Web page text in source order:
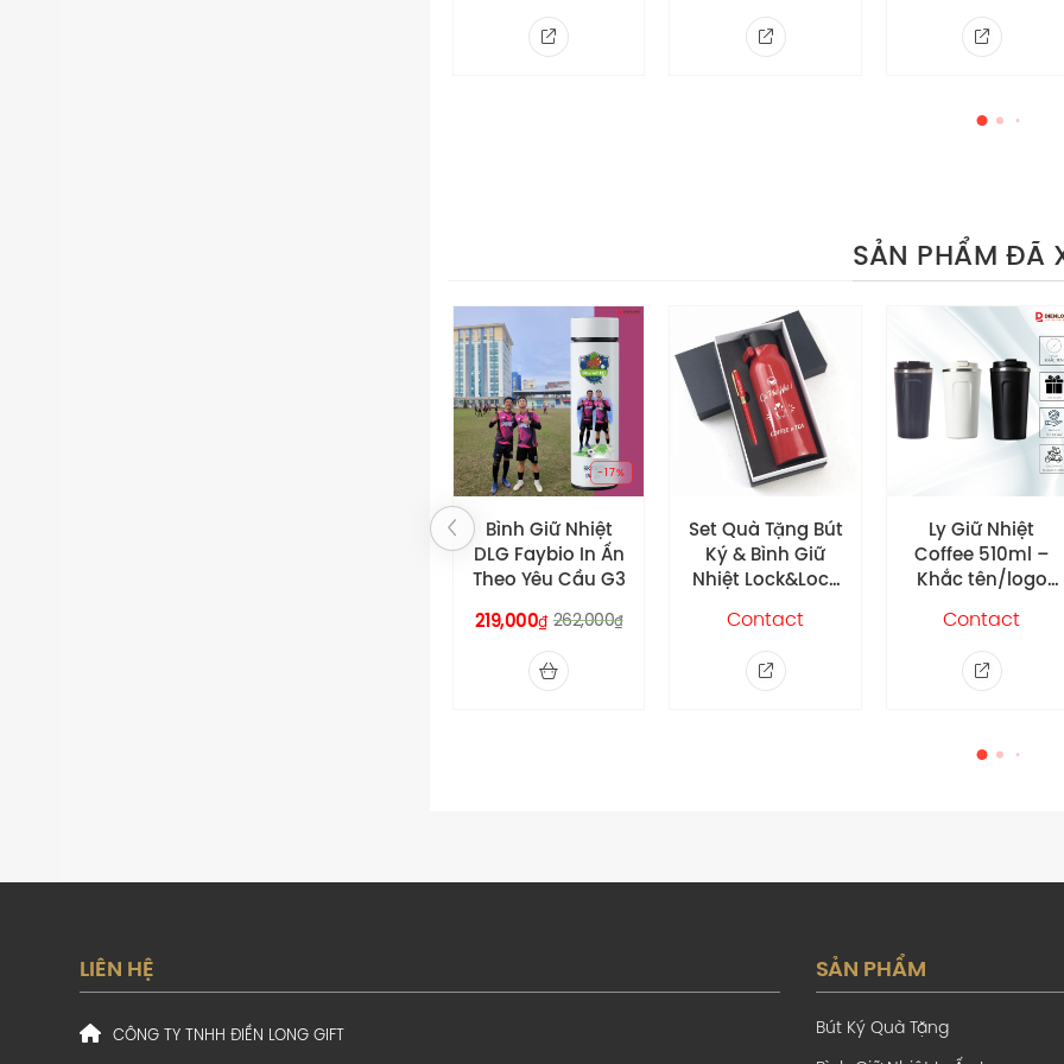
Công nghệ in ấn
SẢN PHẨM ĐÃ
Set Quà Tặng Bút
Ký & Bình Giữ
Nhiệt Lock&Lock
Contact
Ly Giữ Nhiệt
Coffee 510ml –
Khắc tên/logo
Contact
Sổ Da Cao Cấp
Màu Xanh Dương
– In Ấn Theo Yêu
Contact
LIÊN HỆ
CÔNG TY TNHH ĐIỀN LONG GIFT
SẢN PHẨM
Bút Ký Quà Tặng